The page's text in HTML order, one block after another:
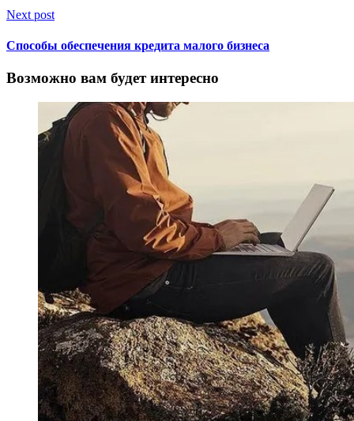
Next post
Способы обеспечения кредита малого бизнеса
Возможно вам будет интересно